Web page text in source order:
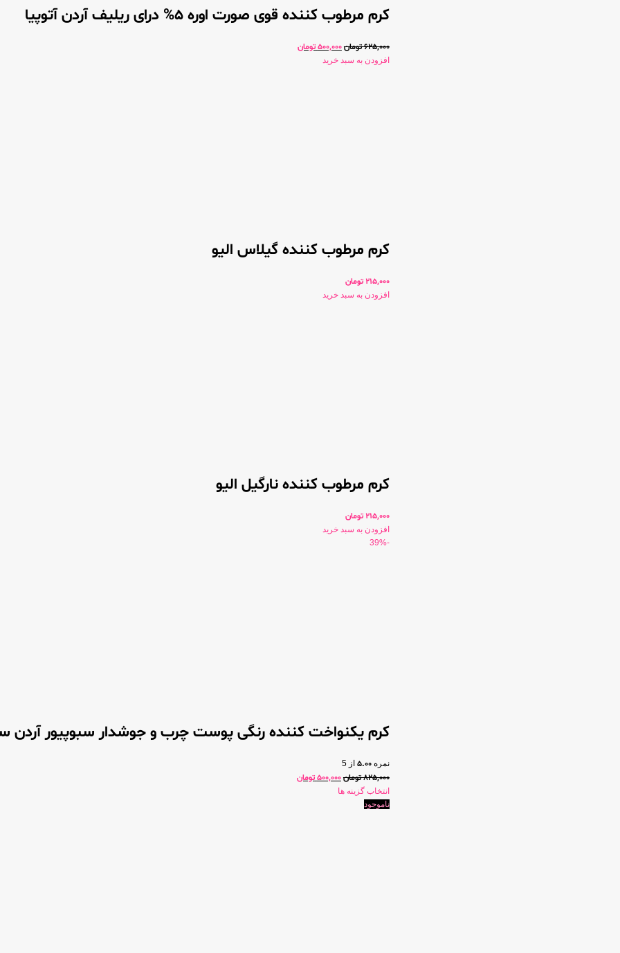
کرم مرطوب کننده قوی صورت اوره 5% درای ریلیف آردن آتوپیا
625,000تومان500,000تومان
افزودن به سبد خرید
کرم مرطوب کننده گیلاس الیو
215,000 تومان
افزودن به سبد خرید
کرم مرطوب کننده نارگیل الیو
215,000 تومان
افزودن به سبد خرید
-39%
کرم یکنواخت کننده رنگی پوست چرب و جوشدار سبوپیور آردن
نمره5.00 از 5
825,000تومان500,000تومان
انتخاب گزینه ها
ناموجود